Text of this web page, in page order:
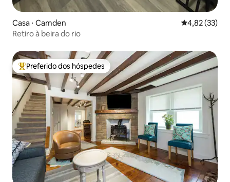
Casa ⋅ Camden 4,82 de uma
4,82 (33)
Retiro à beira do rio
Entre os melhores preferidos dos hóspedes
Preferido dos hóspedes